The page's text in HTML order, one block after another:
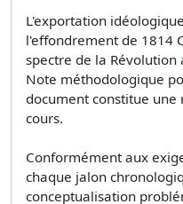
L'exportation
l'effondrement de 1814
spectre de la Révolution
Note méthodologique
document constitue
cours.
Conformément aux
chaque jalon
conceptualisation